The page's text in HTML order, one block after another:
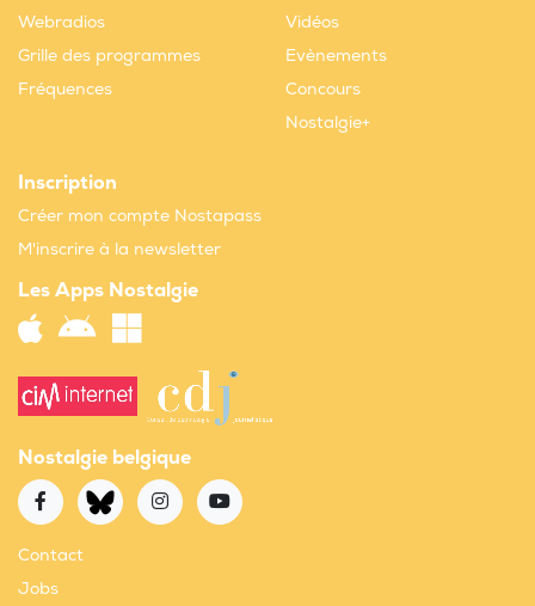
Webradios
Grille des programmes
Fréquences
Vidéos
Evènements
Concours
Nostalgie+
Inscription
Créer mon compte Nostapass
M'inscrire à la newsletter
Les Apps Nostalgie
Nostalgie belgique
Contact
Jobs